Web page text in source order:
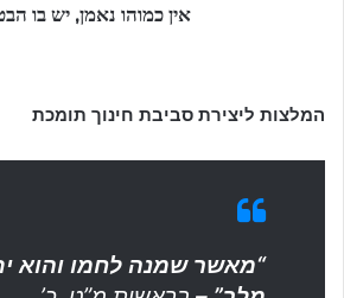
אין כמוהו נאמן, יש בו
המלצות ליצירת סביבת חינוך תומכת
“מאשר שמנה לחמו והוא